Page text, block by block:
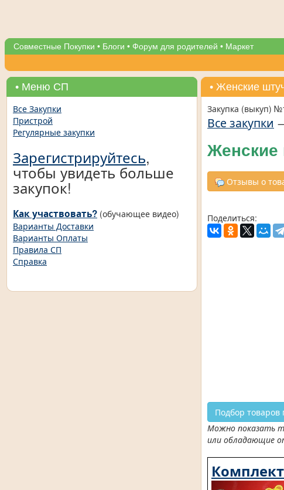
Совместные Покупки • Блоги • Форум для родителей • Маркет
• Меню СП
Все Закупки
Пристрой
Регулярные закупки
Зарегистрируйтесь,
чтобы увидеть больше
закупок!
Как участвовать? (обучающее видео)
Варианты Доставки
Варианты Оплаты
Правила СП
Справка
• Женские
Закупка (выкуп)
Все закупки
Женские
Отзывы о
Поделиться:
Подбор
Можно показать
или обладающие